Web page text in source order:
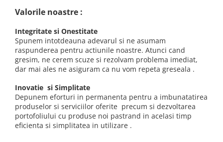
Sisteme profesionale
Statii automate
ECOMIX
Deferizare cu Pyrolox
Deferizare cu BIRM
Zeolit / Turbidex
Carbune Activ
Filter AG
Valorile noastre :
Integritate si Onestitate
Spunem intotdeauna adevarul si ne asumam
raspunderea pentru actiunile noastre. Atunci cand
gresim, ne cerem scuze si rezolvam problema imediat,
dar mai ales ne asiguram ca nu vom repeta greseala .
Inovatie si Simplitate
Depunem eforturi in permanenta pentru a imbunatatirea
produselor si serviciilor oferite precum si dezvoltarea
portofoliului cu produse noi pastrand in acelasi timp
eficienta si simplitatea in utilizare .